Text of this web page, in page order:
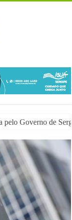
eleitoral